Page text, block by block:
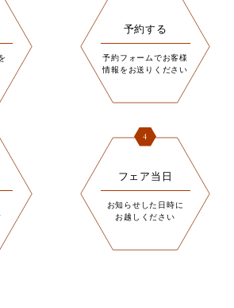
予約する
予約フォームでお客様
情報をお送りください
4
フェア当日
お知らせした日時に
お越しください